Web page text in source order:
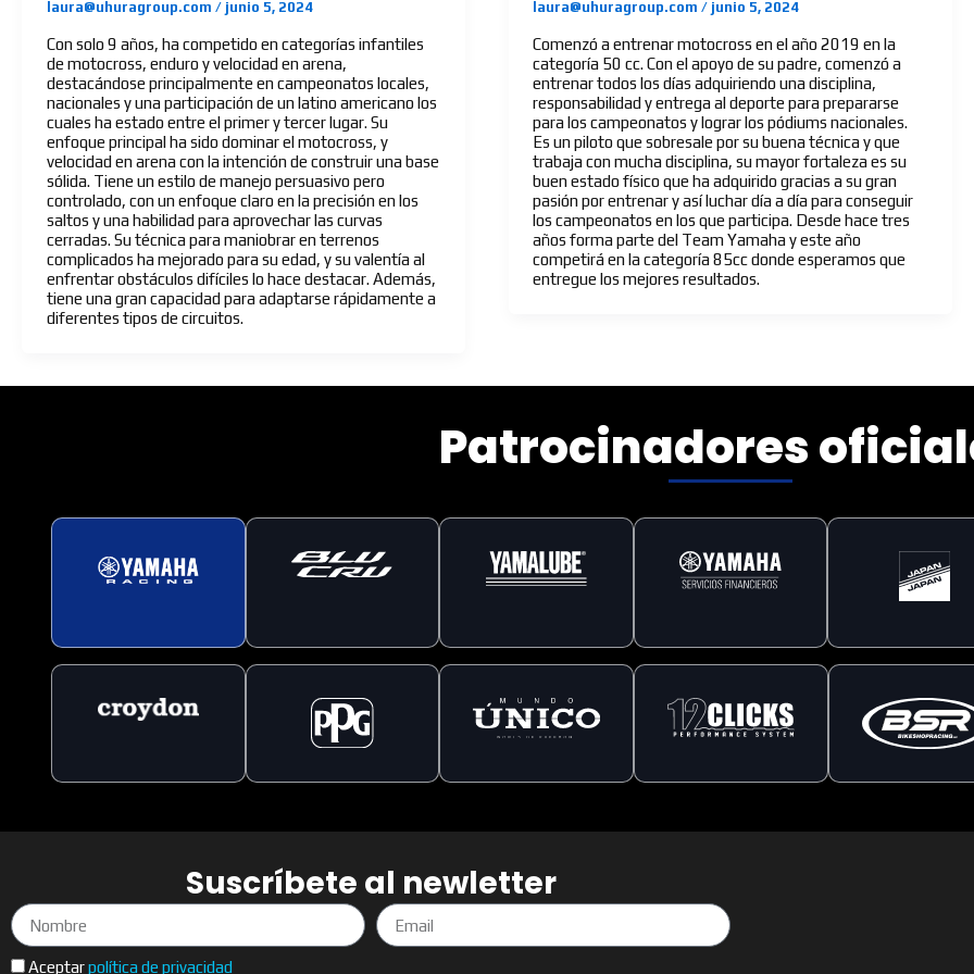
laura@uhuragroup.com / junio 5, 2024
Con solo 9 años, ha competido en categorías infantiles
de motocross, enduro y velocidad en arena,
destacándose principalmente en campeonatos locales,
nacionales y una participación de un latino americano los
cuales ha estado entre el primer y tercer lugar. Su
enfoque principal ha sido dominar el motocross, y
velocidad en arena con la intención de construir una base
sólida. Tiene un estilo de manejo persuasivo pero
controlado, con un enfoque claro en la precisión en los
saltos y una habilidad para aprovechar las curvas
cerradas. Su técnica para maniobrar en terrenos
complicados ha mejorado para su edad, y su valentía al
enfrentar obstáculos difíciles lo hace destacar. Además,
tiene una gran capacidad para adaptarse rápidamente a
diferentes tipos de circuitos.
laura@uhuragroup.com/ junio 5, 2024
Comenzó a entrenar motocross en el año 2019 en la
categoría 50 cc. Con el apoyo de su padre, comenzó a
entrenar todos los días adquiriendo una disciplina,
responsabilidad y entrega al deporte para prepararse
para los campeonatos y lograr los pódiums nacionales.
Es un piloto que sobresale por su buena técnica y que
trabaja con mucha disciplina, su mayor fortaleza es su
buen estado físico que ha adquirido gracias a su gran
pasión por entrenar y así luchar día a día para conseguir
los campeonatos en los que participa. Desde hace tres
años forma parte del Team Yamaha y este año
competirá en la categoría 85cc donde esperamos que
entregue los mejores resultados.
Patrocinadores
Suscríbete al newletter
Nombre Email
Aceptarpolítica de privacidad